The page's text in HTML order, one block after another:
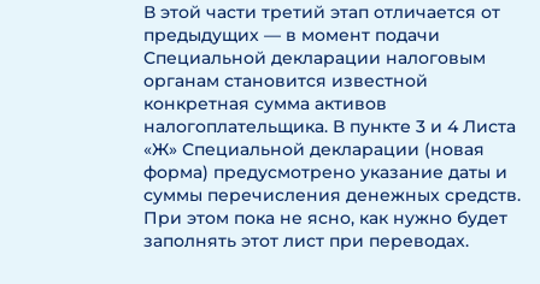
В этой части третий этап отличается от
предыдущих — в момент подачи
Специальной декларации налоговым
органам становится известной
конкретная сумма активов
налогоплательщика. В пункте 3 и 4 Листа
«Ж» Специальной декларации (новая
форма) предусмотрено указание даты и
суммы перечисления денежных средств.
При этом пока не ясно, как нужно будет
заполнять этот лист при переводах.